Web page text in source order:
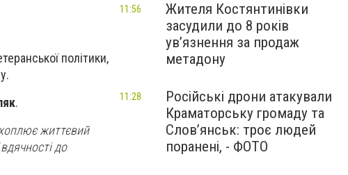
політики,
.
життєвий
до
Жителя Костянтинівки
засудили до 8 років
ув’язнення за продаж
метадону
11:56
Російські дрони атакували
Краматорську громаду та
Слов’янськ: троє людей
поранені, - ФОТО
11:28